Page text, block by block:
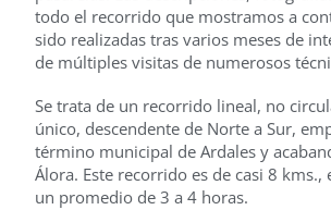
todo el recorrido que mostramos a
sido realizadas tras varios meses de
de múltiples visitas de numerosos
Se trata de un recorrido lineal, no
único, descendente de Norte a Sur,
término municipal de Ardales y
Álora. Este recorrido es de casi 8 kms.,
un promedio de 3 a 4 horas.